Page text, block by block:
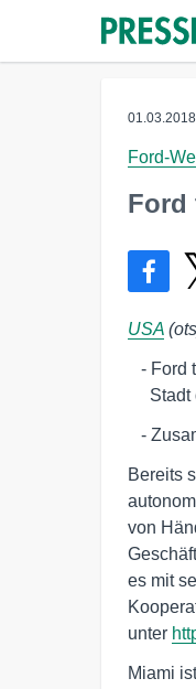
Ford-
Ford
USA
-
Bereits
von
es mit
unter
Miami